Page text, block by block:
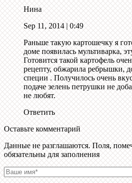
Нина
Sep 11, 2014 | 0:49
Раньше такую картошечку я
доме появилась мультиварка,
Готовится такой картофель
рецепту, обжарила ребрышки,
специи . Получилось очень
подаче зелень петрушки не
не любят.
Ответить
Оставьте комментарий
Данные не разглашаются. Поля,
обязательны для заполнения